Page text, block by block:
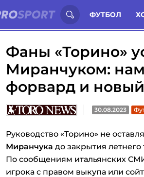
ФУТБОЛ
Иностранцы о спорте России:
Фаны «Торино»
Миранчуком:
форвард и
30.08.2023
Руководство «Торино» не
Миранчука до закрытия
По сообщениям итальянских
игрока с правом выкупа или